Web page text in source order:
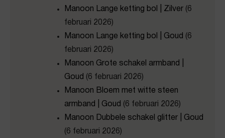
Manoon Lange ketting bol | Zilver (6
februari 2026)
Manoon Lange ketting bol | Goud (6
februari 2026)
Manoon Grote schakel armband |
Goud (6 februari 2026)
Manoon Bloem met witte steen
armband | Goud (6 februari 2026)
Manoon Dubbele schakel glitter | Goud
(6 februari 2026)